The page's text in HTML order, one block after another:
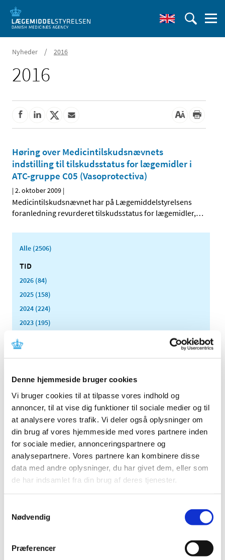
Denne hjemmeside bruger cookies
Vi bruger cookies til at tilpasse vores indhold og
annoncer, til at vise dig funktioner til sociale medier og til
at analysere vores trafik. Vi deler også oplysninger om
din brug af vores hjemmeside med vores partnere inden
for sociale medier, annonceringspartnere og
analysepartnere. Vores partnere kan kombinere disse
data med andre oplysninger, du har givet dem, eller som
de har indsamlet fra din brug af deres tjenester.
Nødvendig
Præferencer
Nyheder / 2016
2016
Høring over Medicintilskudsnævnets
indstilling til tilskudsstatus for lægemidler i
ATC-gruppe C05 (Vasoprotectiva)
|2. oktober 2009 |
Medicintilskudsnævnet har på Lægemiddelstyrelsens
foranledning revurderet tilskudsstatus for lægemidler,…
Alle (2506)
TID
2026 (84)
2025 (158)
2024 (224)
2023 (195)
2021 (516)
2019 (159)
2018 (150)
2017 (167)
2016 (167)
2015 (33)
2014 (44)
2013 (49)
2012 (44)
2009 (14)
november (1)